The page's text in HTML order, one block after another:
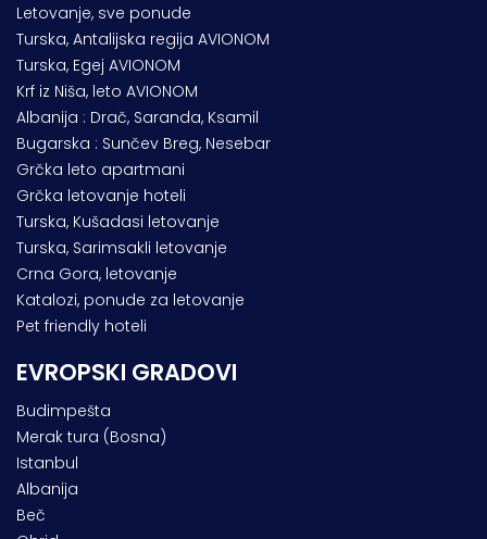
Letovanje, sve ponude
Turska, Antalijska regija AVIONOM
Turska, Egej AVIONOM
Krf iz Niša, leto AVIONOM
Albanija : Drač, Saranda, Ksamil
Bugarska : Sunčev Breg, Nesebar
Grčka leto apartmani
Grčka letovanje hoteli
Turska, Kušadasi letovanje
Turska, Sarimsakli letovanje
Crna Gora, letovanje
Katalozi, ponude za letovanje
Pet friendly hoteli
EVROPSKI GRADOVI
Budimpešta
Merak tura (Bosna)
Istanbul
Albanija
Beč